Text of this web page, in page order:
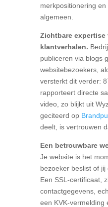
merkpositionering
algemeen.
Zichtbare
klantverhalen.
publiceren via blogs
websitebezoekers,
versterkt dit verder:
rapporteert directe
video, zo blijkt uit
geciteerd op
deelt, is vertrouwen
Een betrouwbare
Je website is het
bezoeker beslist of jij
Een SSL-certificaat,
contactgegevens,
een KVK-vermelding